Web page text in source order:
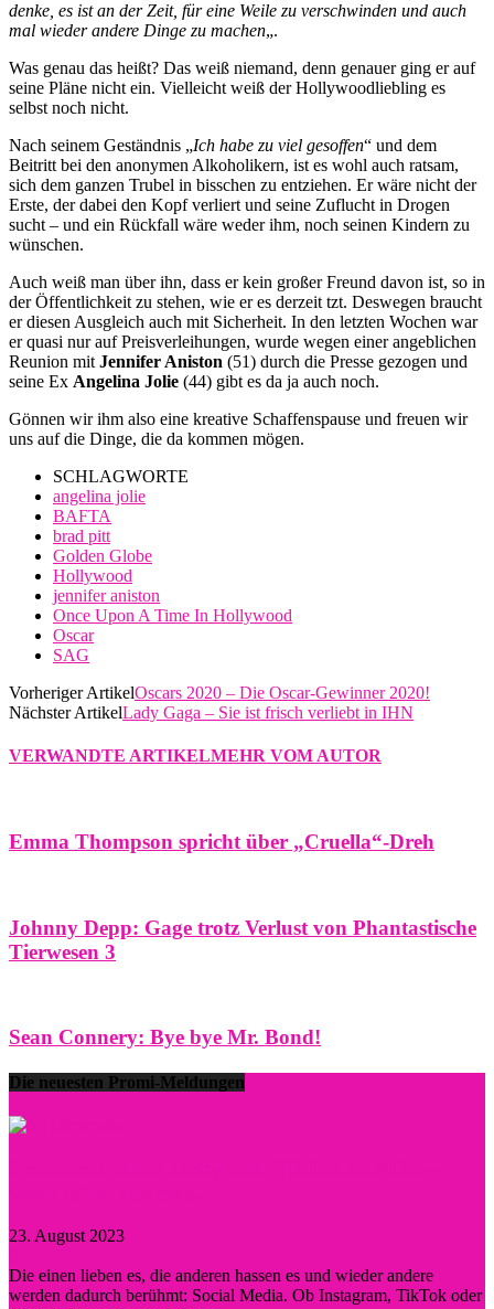
denke, es ist an der Zeit, für eine Weile zu verschwinden und auch
mal wieder andere Dinge zu machen„.
Was genau das heißt? Das weiß niemand, denn genauer ging er auf
seine Pläne nicht ein. Vielleicht weiß der Hollywoodliebling es
selbst noch nicht.
Nach seinem Geständnis „Ich habe zu viel gesoffen“ und dem
Beitritt bei den anonymen Alkoholikern, ist es wohl auch ratsam,
sich dem ganzen Trubel in bisschen zu entziehen. Er wäre nicht der
Erste, der dabei den Kopf verliert und seine Zuflucht in Drogen
sucht – und ein Rückfall wäre weder ihm, noch seinen Kindern zu
wünschen.
Auch weiß man über ihn, dass er kein großer Freund davon ist, so in
der Öffentlichkeit zu stehen, wie er es derzeit tzt. Deswegen braucht
er diesen Ausgleich auch mit Sicherheit. In den letzten Wochen war
er quasi nur auf Preisverleihungen, wurde wegen einer angeblichen
Reunion mit Jennifer Aniston (51) durch die Presse gezogen und
seine Ex Angelina Jolie (44) gibt es da ja auch noch.
Gönnen wir ihm also eine kreative Schaffenspause und freuen wir
uns auf die Dinge, die da kommen mögen.
SCHLAGWORTE
angelina jolie
BAFTA
brad pitt
Golden Globe
Hollywood
jennifer aniston
Once Upon A Time In Hollywood
Oscar
SAG
Vorheriger ArtikelOscars 2020 – Die Oscar-Gewinner 2020!
Nächster ArtikelLady Gaga – Sie ist frisch verliebt in IHN
VERWANDTE ARTIKELMEHR VOM AUTOR
Emma Thompson spricht über „Cruella“-Dreh
Johnny Depp: Gage trotz Verlust von Phantastische
Tierwesen 3
Sean Connery: Bye bye Mr. Bond!
Die neuesten Promi-Meldungen
23. August 2023
Die einen lieben es, die anderen hassen es und wieder andere
werden dadurch berühmt: Social Media. Ob Instagram, TikTok oder